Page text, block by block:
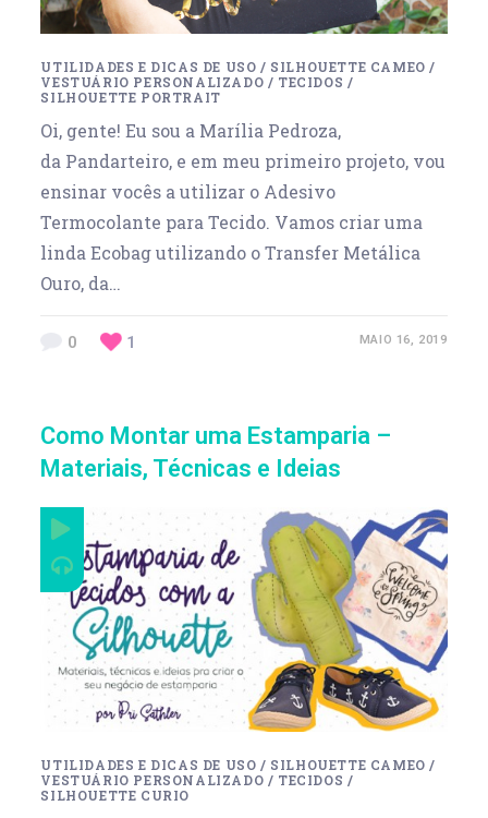
UTILIDADES E DICAS DE USO / SILHOUETTE CAMEO /
VESTUÁRIO PERSONALIZADO / TECIDOS /
SILHOUETTE PORTRAIT
Oi, gente! Eu sou a Marília Pedroza,
da Pandarteiro, e em meu primeiro projeto, vou
ensinar vocês a utilizar o Adesivo
Termocolante para Tecido. Vamos criar uma
linda Ecobag utilizando o Transfer Metálica
Ouro, da…
0 1 MAIO 16, 2019
Como Montar uma Estamparia –
Materiais, Técnicas e Ideias
UTILIDADES E DICAS DE USO / SILHOUETTE CAMEO /
VESTUÁRIO PERSONALIZADO / TECIDOS /
SILHOUETTE CURIO